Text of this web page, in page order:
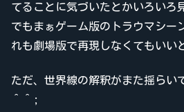
てることに気づいたとかいろいろ
でもまぁゲーム版のトラウマシー
れも劇場版で再現しなくてもいい
ただ、世界線の解釈がまた揺らい
＾＾;